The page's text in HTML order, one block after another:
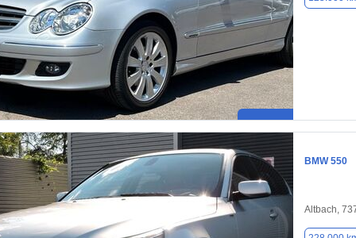
BMW 550
Altbach,